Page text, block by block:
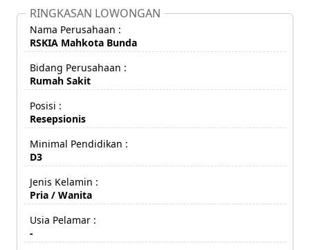
RINGKASAN LOWONGAN
Nama Perusahaan :
RSKIA Mahkota Bunda
Bidang Perusahaan :
Rumah Sakit
Posisi :
Resepsionis
Minimal Pendidikan :
D3
Jenis Kelamin :
Pria / Wanita
Usia Pelamar :
-